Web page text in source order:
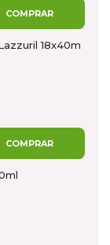
COMPRAR
18x40m
COMPRAR